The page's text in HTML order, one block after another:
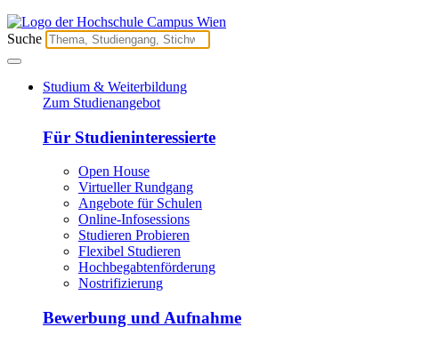
Suche
Studium & Weiterbildung
Zum Studienangebot
Für Studieninteressierte
Open House
Virtueller Rundgang
Angebote für Schulen
Online-Infosessions
Studieren Probieren
Flexibel Studieren
Hochbegabtenförderung
Nostrifizierung
Bewerbung und Aufnahme